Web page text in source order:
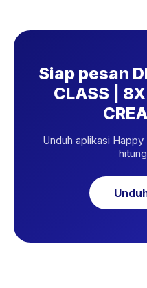
Siap pesan
CLASS |
Unduh aplikasi